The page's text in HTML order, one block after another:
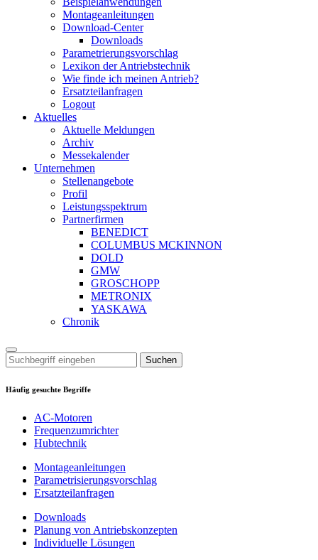
Montageanleitungen
Download-Center
Downloads
Parametrierungsvorschlag
Lexikon der Antriebstechnik
Wie finde ich meinen Antrieb?
Ersatzteilanfragen
Logout
Aktuelles
Aktuelle Meldungen
Archiv
Messekalender
Unternehmen
Stellenangebote
Profil
Leistungsspektrum
Partnerfirmen
BENEDICT
COLUMBUS MCKINNON
DOLD
GMW
GROSCHOPP
METRONIX
YASKAWA
Chronik
Suchen
Häufig gesuchte Begriffe
AC-Motoren
Frequenzumrichter
Hubtechnik
Montageanleitungen
Parametrisierungsvorschlag
Ersatzteilanfragen
Downloads
Planung von Antriebskonzepten
Individuelle Lösungen